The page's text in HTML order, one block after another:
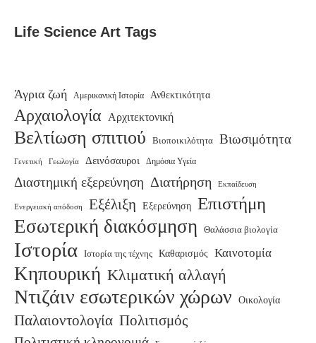
Life Science Art Tags
Άγρια ζωή Αμερικανική Ιστορία Ανθεκτικότητα
Αρχαιολογία Αρχιτεκτονική
Βελτίωση σπιτιού Βιοποικιλότητα Βιωσιμότητα
Γενετική Γεωλογία Δεινόσαυροι Δημόσια Υγεία
Διαστημική εξερεύνηση Διατήρηση Εκπαίδευση
Ενεργειακή απόδοση Εξέλιξη Εξερεύνηση Επιστήμη
Εσωτερική διακόσμηση Θαλάσσια βιολογία
Ιστορία Ιστορία της τέχνης Καθαρισμός Καινοτομία
Κηπουρική Κλιματική αλλαγή
Ντιζάιν εσωτερικών χώρων Οικολογία
Παλαιοντολογία Πολιτισμός